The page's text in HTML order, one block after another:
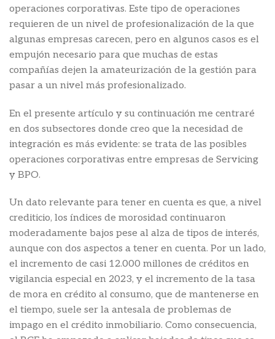
operaciones corporativas. Este tipo de operaciones
requieren de un nivel de profesionalización de la que
algunas empresas carecen, pero en algunos casos es el
empujón necesario para que muchas de estas
compañías dejen la amateurización de la gestión para
pasar a un nivel más profesionalizado.
En el presente artículo y su continuación me centraré
en dos subsectores donde creo que la necesidad de
integración es más evidente: se trata de las posibles
operaciones corporativas entre empresas de Servicing
y BPO.
Un dato relevante para tener en cuenta es que, a nivel
crediticio, los índices de morosidad continuaron
moderadamente bajos pese al alza de tipos de interés,
aunque con dos aspectos a tener en cuenta. Por un lado,
el incremento de casi 12.000 millones de créditos en
vigilancia especial en 2023, y el incremento de la tasa
de mora en crédito al consumo, que de mantenerse en
el tiempo, suele ser la antesala de problemas de
impago en el crédito inmobiliario. Como consecuencia,